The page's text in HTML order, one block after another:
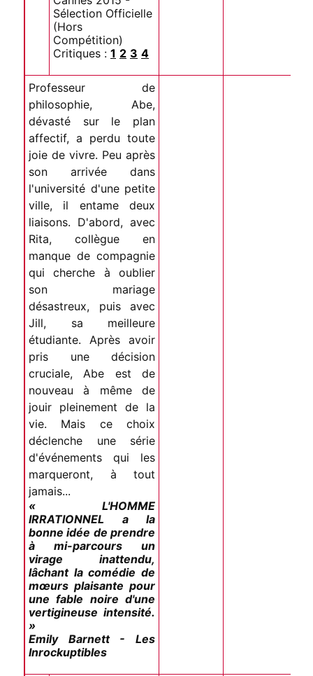
Sélection Officielle
(Hors
Compétition)
Critiques : 1 2 3 4
Professeur de
philosophie, Abe,
dévasté sur le plan
affectif, a perdu toute
joie de vivre. Peu après
son arrivée dans
l'université d'une petite
ville, il entame deux
liaisons. D'abord, avec
Rita, collègue en
manque de compagnie
qui cherche à oublier
son mariage
désastreux, puis avec
Jill, sa meilleure
étudiante. Après avoir
pris une décision
cruciale, Abe est de
nouveau à même de
jouir pleinement de la
vie. Mais ce choix
déclenche une série
d'événements qui les
marqueront, à tout
jamais...
« L'HOMME
IRRATIONNEL a la
bonne idée de prendre
à mi-parcours un
virage inattendu,
lâchant la comédie de
mœurs plaisante pour
une fable noire d'une
vertigineuse intensité.
»
Emily Barnett - Les
Inrockuptibles